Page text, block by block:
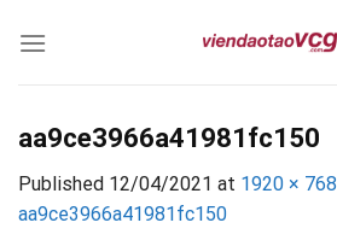
aa9ce3966a41981fc150
Published 12/04/2021 at 1920 × 768
aa9ce3966a41981fc150